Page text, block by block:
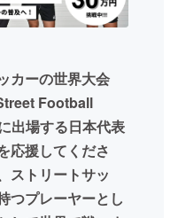
まちづくり・地域活性化
for Social Good
ふるさと納税
カーの世界大会
Football
出場する日本代表
応援してくださ
ストリートサッ
つプレーヤーとし